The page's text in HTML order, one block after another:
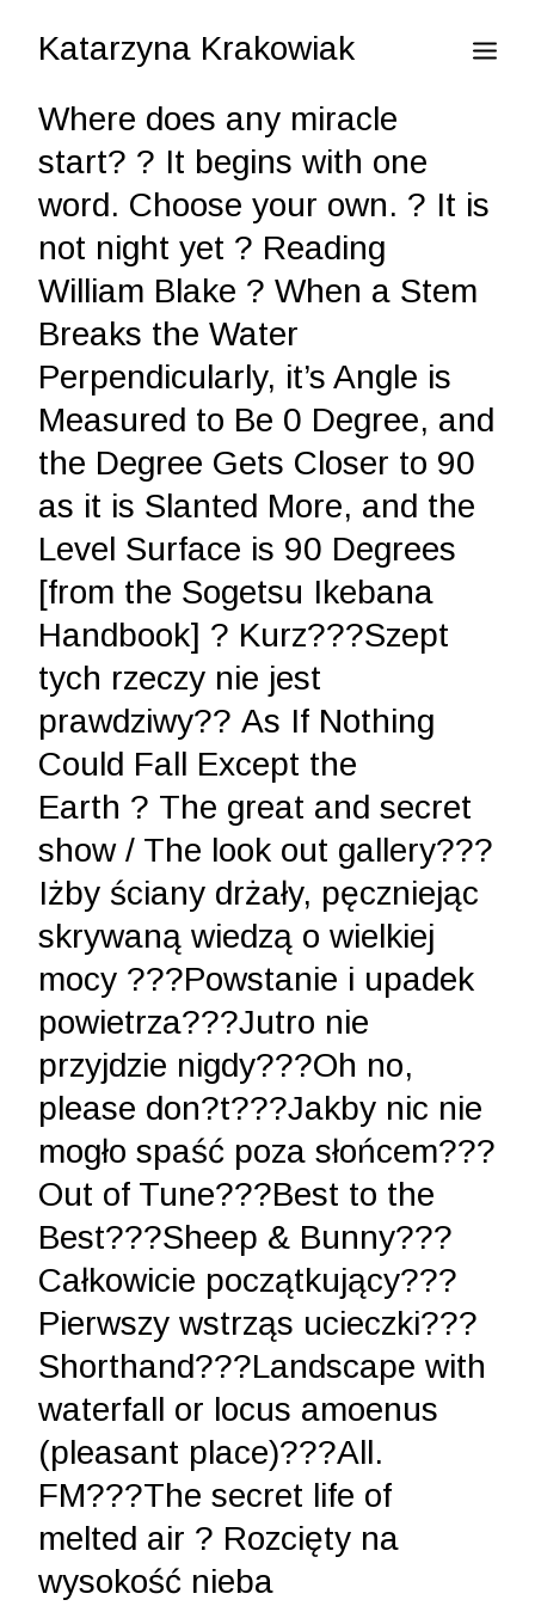
Katarzyna Krakowiak
EN
PL
Where does any miracle
start? ? It begins with one
word. Choose your own. ? It is
not night yet ? Reading
William Blake ? When a Stem
Breaks the Water
Perpendicularly, it’s Angle is
Measured to Be 0 Degree, and
the Degree Gets Closer to 90
as it is Slanted More, and the
Level Surface is 90 Degrees
[from the Sogetsu Ikebana
Handbook] ? Kurz???Szept
tych rzeczy nie jest
prawdziwy?? As If Nothing
Could Fall Except the
Earth ? The great and secret
show / The look out gallery???
Iżby ściany drżały, pęczniejąc
skrywaną wiedzą o wielkiej
mocy ???Powstanie i upadek
powietrza???Jutro nie
przyjdzie nigdy???Oh no,
please don?t???Jakby nic nie
mogło spaść poza słońcem???
Out of Tune???Best to the
Best???Sheep & Bunny???
Całkowicie początkujący???
Pierwszy wstrząs ucieczki???
Shorthand???Landscape with
waterfall or locus amoenus
(pleasant place)???All.
FM???The secret life of
melted air ? Rozcięty na
wysokość nieba